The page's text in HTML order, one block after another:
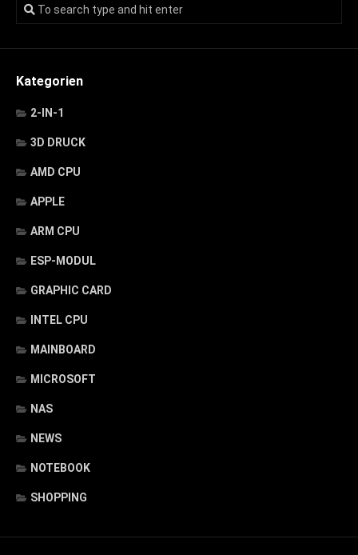
Kategorien
2-IN-1
3D DRUCK
AMD CPU
APPLE
ARM CPU
ESP-MODUL
GRAPHIC CARD
INTEL CPU
MAINBOARD
MICROSOFT
NAS
NEWS
NOTEBOOK
SHOPPING